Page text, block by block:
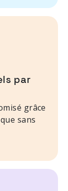
par
grâce
sans